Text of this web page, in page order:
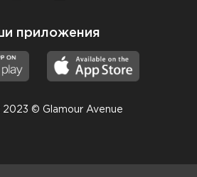
приложения
2023 © Glamour Avenue